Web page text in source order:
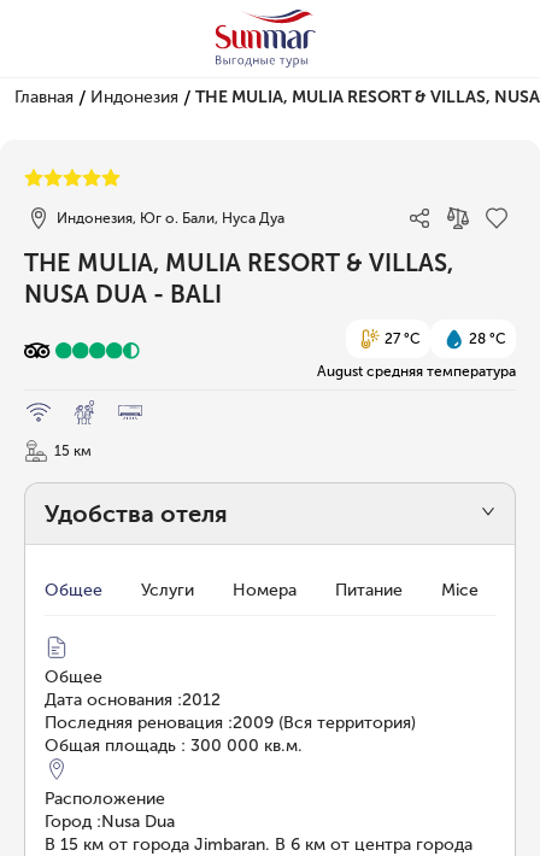
Главная / Индонезия / THE MULIA, MULIA RESORT & VILLAS,
Индонезия, Юг о. Бали, Нуса Дуа
THE MULIA, MULIA RESORT & VILLAS,
NUSA DUA - BALI
27 °C
28 °C
August средняя температура
15 км
Удобства отеля
Общее Услуги Номера Питание Mice
Общее
Дата основания :2012
Последняя реновация :2009 (Вся территория)
Общая площадь : 300 000 кв.м.
Расположение
Город :Nusa Dua
В 15 км от города Jimbaran. В 6 км от центра города